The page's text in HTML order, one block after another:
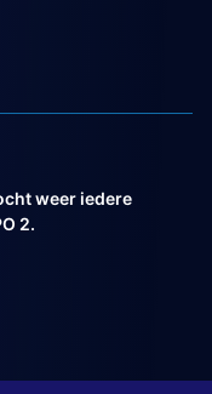
weer iedere
2.